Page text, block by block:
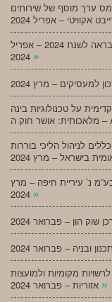
ערך מוסף של שירותים
מעו”דכן יחסי עבודה – הקפאה והפחתה של דמי הבראה לשנת 2024 – אפריל
»
על טכנולוגיות בינה
לניהול הליכי בוררות
נ’ עיריית חיפה – מרץ
»
מקומיות ולמועצות
»